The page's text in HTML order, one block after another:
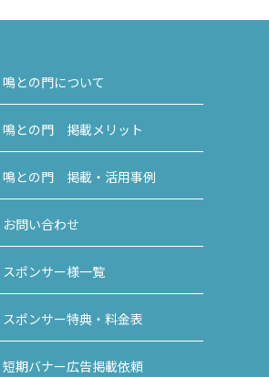
鳴との門について
鳴との門 掲載メリット
鳴との門 掲載・活用事例
お問い合わせ
スポンサー様一覧
スポンサー特典・料金表
短期バナー広告掲載依頼